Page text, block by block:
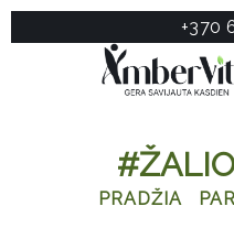
+370
PRADŽIA
PASLAUGOS
PRODUKTAI
APIE MANE